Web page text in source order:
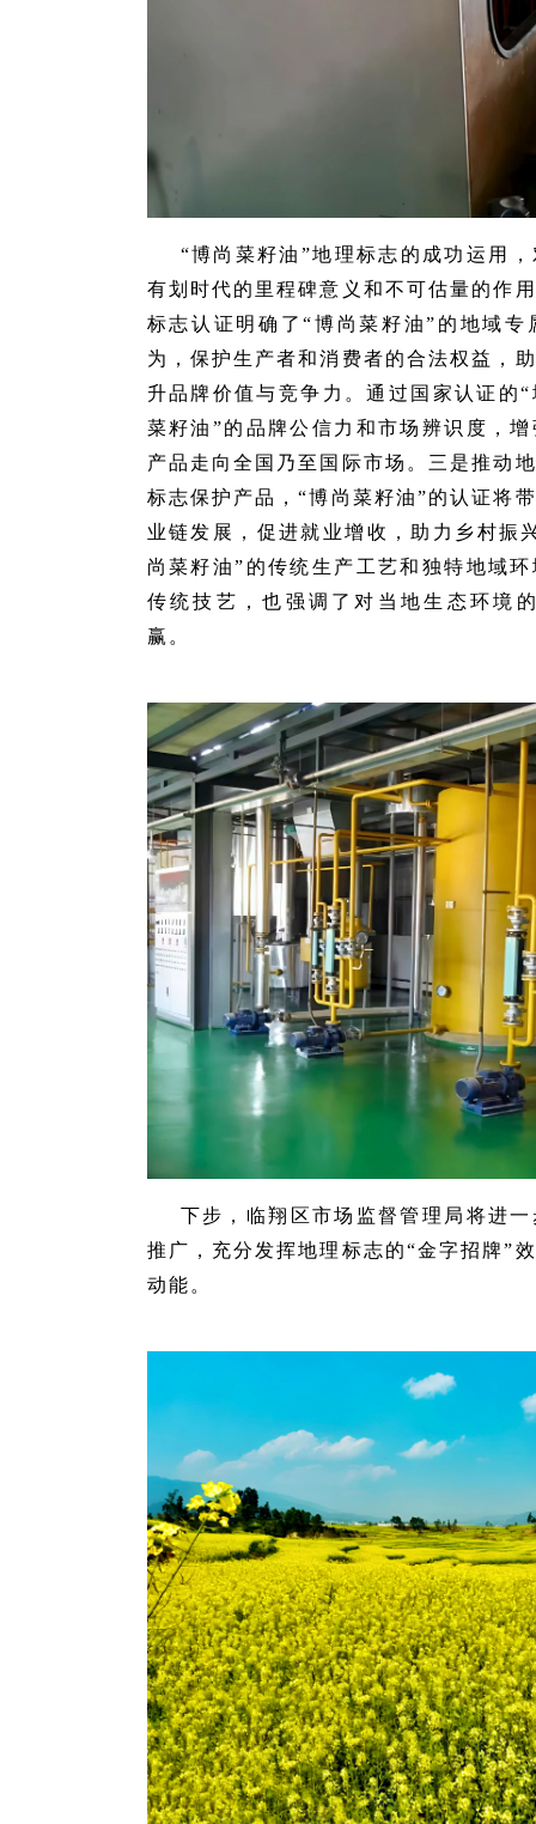
“博尚菜籽油”地理标志的成功运用
有划时代的里程碑意义和不可估量的作
标志认证明确了“博尚菜籽油”的地域
为，保护生产者和消费者的合法权益，
升品牌价值与竞争力。通过国家认证的
菜籽油”的品牌公信力和市场辨识度，
产品走向全国乃至国际市场。三是推动
标志保护产品，“博尚菜籽油”的认证将
业链发展，促进就业增收，助力乡村振
尚菜籽油”的传统生产工艺和独特地域
传统技艺，也强调了对当地生态环境
赢。
下步，临翔区市场监督管理局将进
推广，充分发挥地理标志的“金字招牌”
动能。